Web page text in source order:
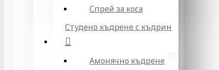
Спрей за коса
Студено къдрене с къдрин
Амонячно къдрене